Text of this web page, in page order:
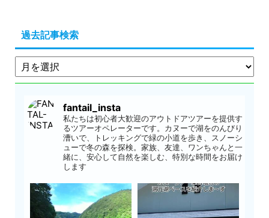
過去記事検索
fantail_insta
私たちは初心者大歓迎のアウトドアツアーを提供す
るツアーオペレーターです。カヌーで湖をのんびり
漕いで、トレッキングで緑の小道を歩き、スノーシ
ューで冬の森を探検。家族、友達、ワンちゃんと一
緒に、安心して自然を楽しむ、特別な時間をお届け
します